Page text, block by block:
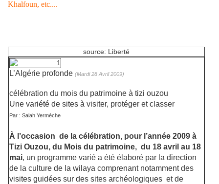
Khalfoun, etc....
source: Liberté
L’Algérie profonde (Mardi 28 Avril 2009)
célébration du mois du patrimoine à tizi ouzou
Une variété de sites à visiter, protéger et classer
Par : Salah Yermèche
À l’occasion de la célébration, pour l’année 2009 à
Tizi Ouzou, du Mois du patrimoine, du 18 avril au 18
mai, un programme varié a été élaboré par la direction
de la culture de la wilaya comprenant notamment des
visites guidées sur des sites archéologiques et de